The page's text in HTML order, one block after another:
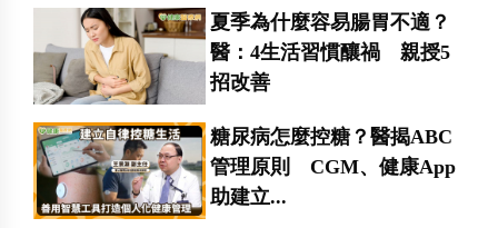
夏季為什麼容易腸胃不適？
醫：4生活習慣釀禍 親授5
招改善
糖尿病怎麼控糖？醫揭ABC
管理原則 CGM、健康App
助建立...